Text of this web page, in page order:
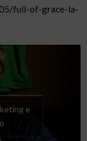
full-of-grace-la-
e